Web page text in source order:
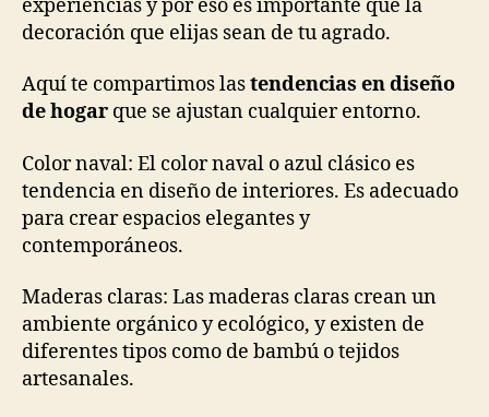
experiencias y por eso es importante que la
decoración que elijas sean de tu agrado.
Aquí te compartimos lastendencias en diseño
de hogar que se ajustan cualquier entorno.
Color naval: El color naval o azul clásico es
tendencia en diseño de interiores. Es adecuado
para crear espacios elegantes y
contemporáneos.
Maderas claras: Las maderas claras crean un
ambiente orgánico y ecológico, y existen de
diferentes tipos como de bambú o tejidos
artesanales.